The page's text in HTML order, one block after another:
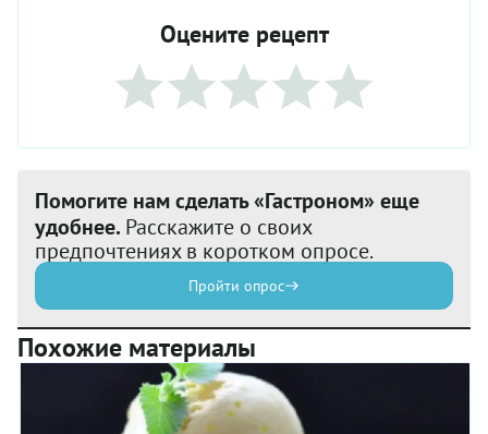
Оцените рецепт
Помогите нам сделать «Гастроном» еще
удобнее. Расскажите о своих
предпочтениях в коротком опросе.
Пройти опрос
Похожие материалы